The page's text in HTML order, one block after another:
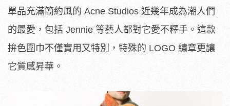
單品充滿簡約風的 Acne Studios 近幾年成為潮人們
的最愛，包括 Jennie 等藝人都對它愛不釋手。這款
拚色圍巾不僅實用又特別，特殊的 LOGO 繡章更讓
它質感昇華。